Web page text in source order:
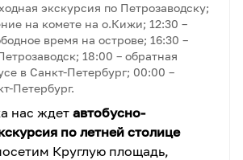
экскурсия по Петрозаводску;
на комете на о.Кижи; 12:30 –
время на острове; 16:30 –
18:00 – обратная
в Санкт-Петербург; 00:00 –
Петербург.
нас ждет автобусно-
по летней столице
Круглую площадь,